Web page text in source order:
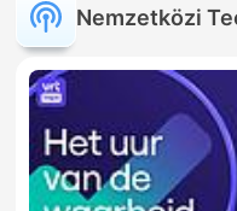
Nemzetközi